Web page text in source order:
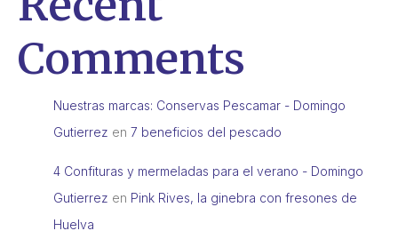
Comments
Nuestras marcas: Conservas Pescamar - Domingo
Gutierrez en 7 beneficios del pescado
4 Confituras y mermeladas para el verano - Domingo
Gutierrez en Pink Rives, la ginebra con fresones de
Huelva